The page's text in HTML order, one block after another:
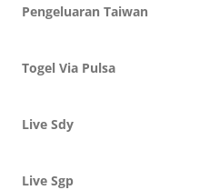
Pengeluaran Taiwan
Togel Via Pulsa
Live Sdy
Live Sgp